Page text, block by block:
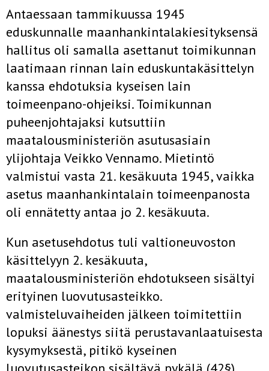
Antaessaan tammikuussa 1945
eduskunnalle maanhankintalakiesityksensä
hallitus oli samalla asettanut toimikunnan
laatimaan rinnan lain eduskuntakäsittelyn
kanssa ehdotuksia kyseisen lain
toimeenpano-ohjeiksi. Toimikunnan
puheenjohtajaksi kutsuttiin
maatalousministeriön asutusasiain
ylijohtaja Veikko Vennamo. Mietintö
valmistui vasta 21. kesäkuuta 1945, vaikka
asetus maanhankintalain toimeenpanosta
oli ennätetty antaa jo 2. kesäkuuta.
Kun asetusehdotus tuli valtioneuvoston
käsittelyyn 2. kesäkuuta,
maatalousministeriön ehdotukseen sisältyi
erityinen luovutusasteikko.
valmisteluvaiheiden jälkeen toimitettiin
lopuksi äänestys siitä perustavanlaatuisesta
kysymyksestä, pitikö kyseinen